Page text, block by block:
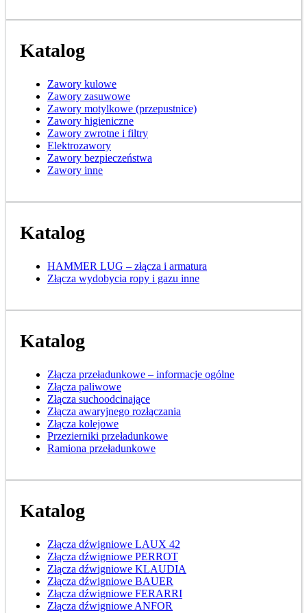
Katalog
Zawory kulowe
Zawory zasuwowe
Zawory motylkowe (przepustnice)
Zawory higieniczne
Zawory zwrotne i filtry
Elektrozawory
Zawory bezpieczeństwa
Zawory inne
Katalog
HAMMER LUG – złącza i armatura
Złącza wydobycia ropy i gazu inne
Katalog
Złącza przeładunkowe – informacje ogólne
Złącza paliwowe
Złącza suchoodcinające
Złącza awaryjnego rozłączania
Złącza kolejowe
Przezierniki przeładunkowe
Ramiona przeładunkowe
Katalog
Złącza dźwigniowe LAUX 42
Złącza dźwigniowe PERROT
Złącza dźwigniowe KLAUDIA
Złącza dźwigniowe BAUER
Złącza dźwigniowe FERARRI
Złącza dźwigniowe ANFOR